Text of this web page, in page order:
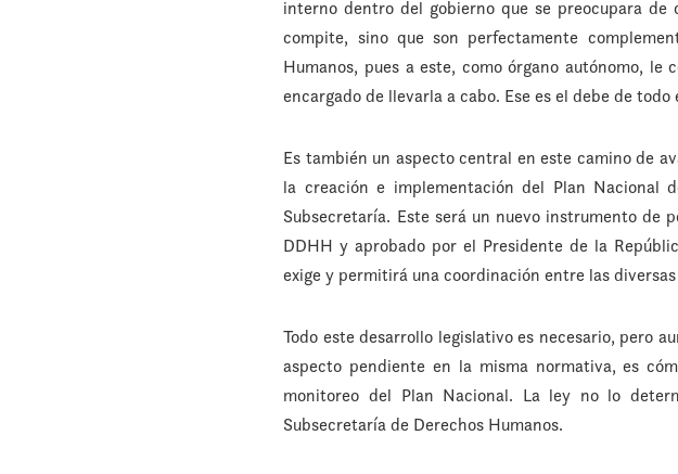
interno dentro del gobierno que se preocupara de
compite, sino que son perfectamente
Humanos, pues a este, como órgano autónomo,
encargado de llevarla a cabo. Ese es el debe de todo
Es también un aspecto central en este camino de
la creación e implementación del Plan Nacional
Subsecretaría. Este será un nuevo instrumento
DDHH y aprobado por el Presidente de la
exige y permitirá una coordinación entre las
Todo este desarrollo legislativo es necesario, pero
aspecto pendiente en la misma normativa, es
monitoreo del Plan Nacional. La ley no lo
Subsecretaría de Derechos Humanos.